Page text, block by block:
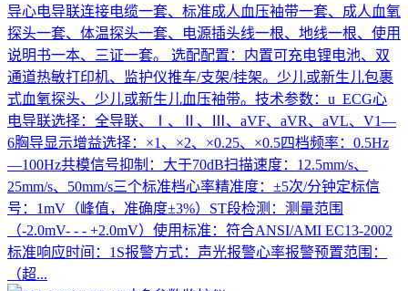
导心电导联连接电缆一套、标准成人血压袖带一套、成人血氧
探头一套、体温探头一套、电源插头线一根、地线一根、使用
说明书一本、三证一套。 选配配置：内置可充电锂电池、双
通道热敏打印机、监护仪推车/支架/挂架。少儿或新生儿包裹
式血氧探头、少儿或新生儿血压袖带。技术参数：u ECG心
电导联选择：全导联、Ⅰ、Ⅱ、Ⅲ、aVF、aVR、aVL、V1—
6胸导显示增益选择：×1、×2、×0.25、×0.5四档频率：0.5Hz
—100Hz共模信号抑制：大于70dB扫描速度：12.5mm/s、
25mm/s、50mm/s三个标准档心率精准度：±5次/分钟定标信
号：1mV（峰值，准确度±3%）ST段检测：测量范围
（-2.0mV- - - +2.0mV）使用标准：符合ANSI/AMI EC13-2002
标准响应时间：1S报警方式：声光报警心率报警预置范围：
（超...